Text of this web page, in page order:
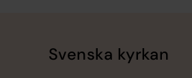
Svenska kyrkan